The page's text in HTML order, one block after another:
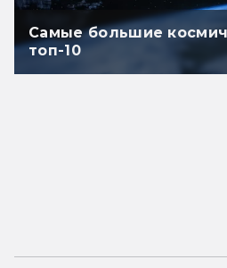
Самые большие
топ-10